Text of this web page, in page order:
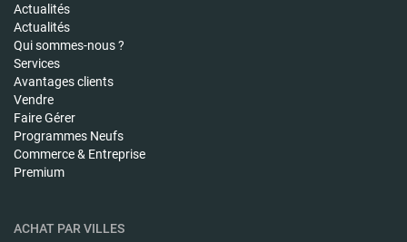
Actualités
Actualités
Qui sommes-nous ?
Services
Avantages clients
Vendre
Faire Gérer
Programmes Neufs
Commerce & Entreprise
Premium
ACHAT PAR VILLES